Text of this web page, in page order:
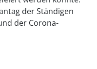
der Ständigen
der Corona-